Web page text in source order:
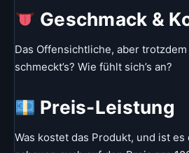
Geschmack &
Das Offensichtliche, aber
schmeckt’s? Wie fühlt sich’s an?
Preis-Leistung
Was kostet das Produkt, und ist